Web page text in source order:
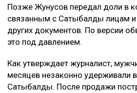
Позже Жунусов передал доли в
связанным с Сатыбалды лицам и
других документов. По версии
это под давлением.
Как утверждает журналист,
месяцев незаконно удерживали
Сатыбалды. После продажи